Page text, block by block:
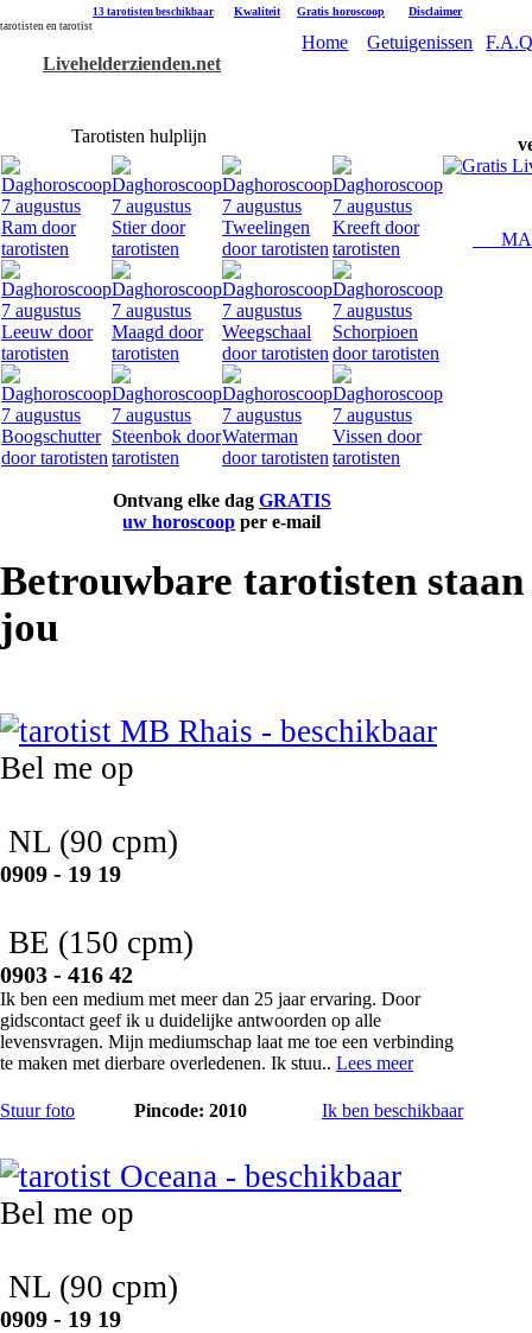
13 tarotisten beschikbaar Kwaliteit Gratis horoscoop Disclaimer
tarotisten en tarotist
Livehelderzienden.net
Home Getuigenissen
Tarotisten hulplijn
Ontvang elke dag GRATIS
uw horoscoop per e-mail
Betrouwbare tarotisten
jou
Bel me op
NL (90 cpm)
0909 - 19 19
BE (150 cpm)
0903 - 416 42
Ik ben een medium met meer dan 25 jaar ervaring. Door
gidscontact geef ik u duidelijke antwoorden op alle
levensvragen. Mijn mediumschap laat me toe een verbinding
te maken met dierbare overledenen. Ik stuu.. Lees meer
Stuur foto Pincode: 2010 Ik ben beschikbaar
Bel me op
NL (90 cpm)
0909 - 19 19